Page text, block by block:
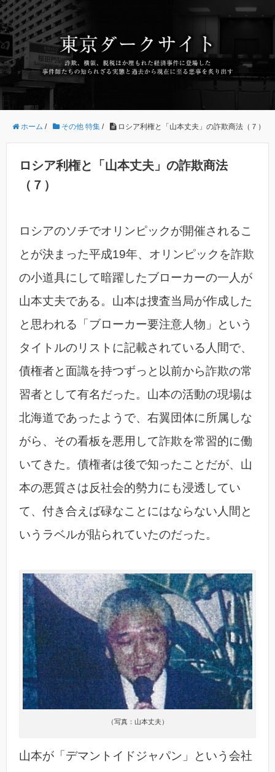
ホーム / その他 特集 / ロシア利権と「山本丈夫」の詐欺商法（７）
ロシア利権と「山本丈夫」の詐欺商法
（７）
ロシアのソチでオリンピックが開催されるこ
とが決まった平成19年、オリンピックを詐欺
の小道具にして暗躍したブローカーの一人が
山本丈夫である。山本は捜査当局が作成した
と思われる「ブローカー要注意人物」という
タイトルのリストに記載されている人間で、
債権者と面識を持つずっと以前から詐欺の常
習者として有名だった。山本の活動の現場は
北海道であったようで、右翼団体に所属しな
がら、その看板を悪用して詐欺を常習的に働
いてきた。債権者は後で知ったことだが、山
本の悪質さは反社会的勢力にも浸透してい
て、付き合えば碌なことにはならない人間と
いうラベルが貼られていたのだった。
（写真：山本丈夫）
山本が「デマントイドジャパン」という会社